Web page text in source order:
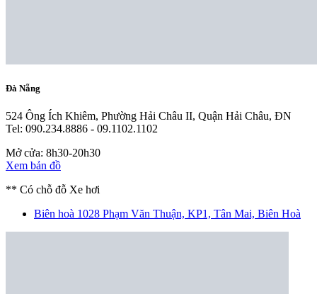
Đà Nẵng
524 Ông Ích Khiêm, Phường Hải Châu II, Quận Hải Châu, ĐN
Tel: 090.234.8886 - 09.1102.1102
Mở cửa: 8h30-20h30
Xem bản đồ
** Có chỗ đỗ Xe hơi
Biên hoà 1028 Phạm Văn Thuận, KP1, Tân Mai, Biên Hoà